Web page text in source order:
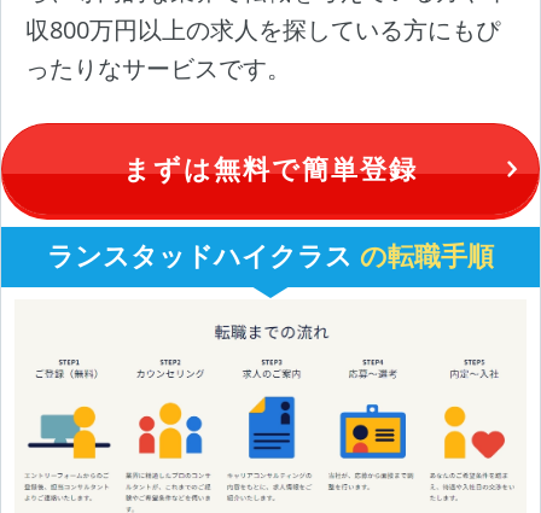
収800万円以上の求人を探している方にもぴ
ったりなサービスです。
まずは無料で簡単登録
ランスタッドハイクラス の転職手順